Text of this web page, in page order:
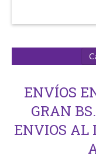
ENVÍOS
GRAN
ENVIOS AL